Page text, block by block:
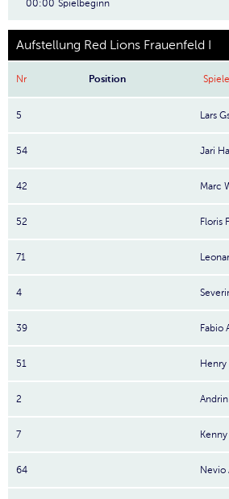
00:00 Spielbeginn
Aufstellung Red Lions Frauenfeld I
Nr Position
5 Lars
54 Jari
42 Marc
52 Floris
71
4
39 Fabio
51
2
7
64 Nevio